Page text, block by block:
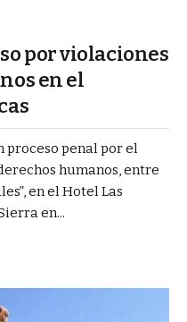
por violaciones
en el
proceso penal por el
humanos, entre
en el Hotel Las
en...